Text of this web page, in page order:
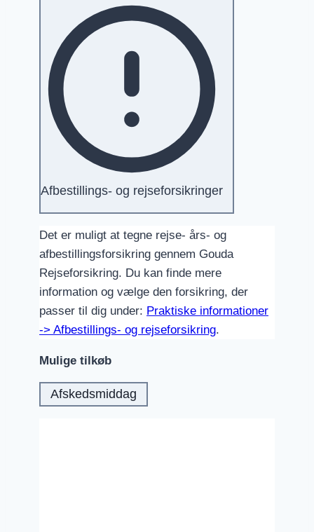
Afbestillings- og rejseforsikringer
Det er muligt at tegne rejse- års- og
afbestillingsforsikring gennem Gouda
Rejseforsikring. Du kan finde mere
information og vælge den forsikring, der
passer til dig under: Praktiske informationer
-> Afbestillings- og rejseforsikring.
Mulige tilkøb
Afskedsmiddag